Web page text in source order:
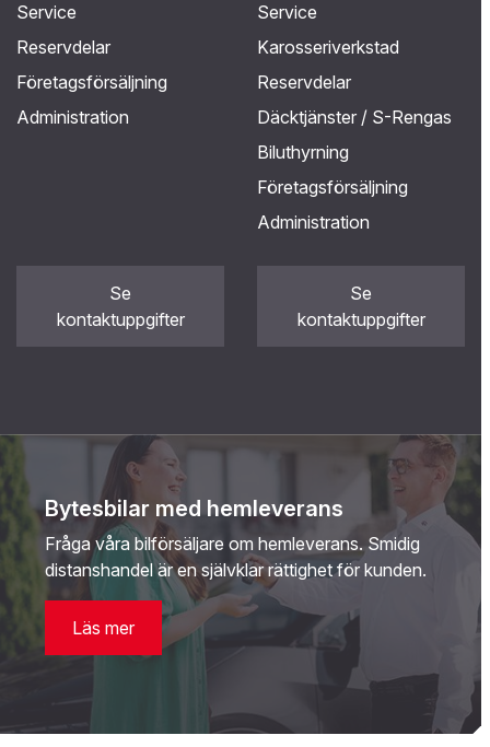
Service
Reservdelar
Företagsförsäljning
Administration
Se
kontaktuppgifter
Service
Karosseriverkstad
Reservdelar
Däcktjänster / S-Rengas
Biluthyrning
Företagsförsäljning
Administration
Se
kontaktuppgifter
Bytesbilar med hemleverans
Fråga våra bilförsäljare om hemleverans. Smidig
distanshandel är en självklar rättighet för kunden.
Läs mer